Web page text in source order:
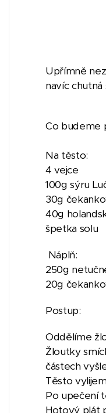
Upřímně
navíc chutná
Co budeme
Na těsto:
4 vejce
100g sýru
30g
40g
špetka solu
Náplň:
250g
20g
Postup:
Oddělíme
Žloutky
částech
Těsto
Po upečení
Hotový plát